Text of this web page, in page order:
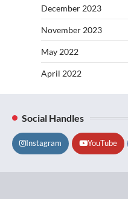
December 2023
November 2023
May 2022
April 2022
Social Handles
Instagram YouTube